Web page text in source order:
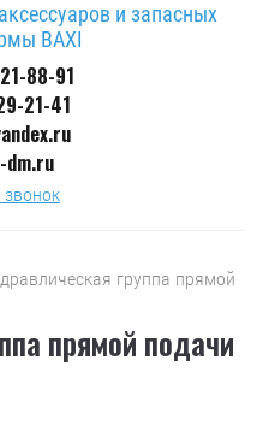
и запасных
BAXI
88-91
21-41
dm.ru
звонок
группа прямой
прямой подачи